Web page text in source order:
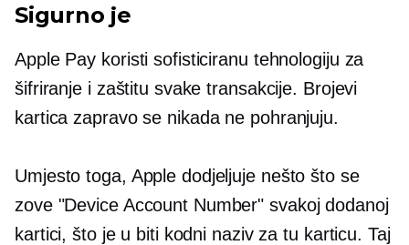
Sigurno je
Apple Pay koristi sofisticiranu tehnologiju za
šifriranje i zaštitu svake transakcije. Brojevi
kartica zapravo se nikada ne pohranjuju.
Umjesto toga, Apple dodjeljuje nešto što se
zove "Device Account Number" svakoj dodanoj
kartici, što je u biti kodni naziv za tu karticu. Taj